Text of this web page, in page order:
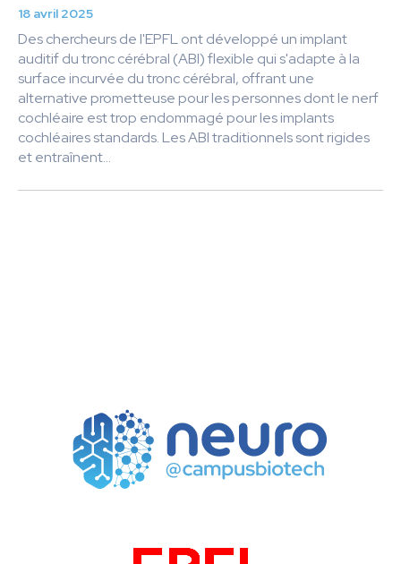
18 avril 2025
Des chercheurs de l'EPFL ont développé un implant
auditif du tronc cérébral (ABI) flexible qui s'adapte à la
surface incurvée du tronc cérébral, offrant une
alternative prometteuse pour les personnes dont le nerf
cochléaire est trop endommagé pour les implants
cochléaires standards. Les ABI traditionnels sont rigides
et entraînent...